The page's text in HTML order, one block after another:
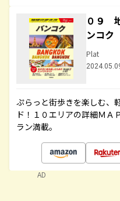
０９
ンコク
Plat
ぷらっと街歩きを楽しむ、
ド！１０エリアの詳細ＭＡ
ラン満載。
AD